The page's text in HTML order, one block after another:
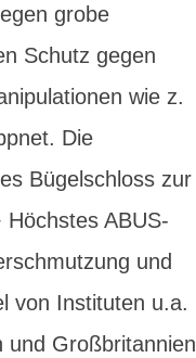
grobe
Schutz gegen
wie z.
Die
Bügelschloss zur
ABUS-
und
von Instituten u.a.
und Großbritannien